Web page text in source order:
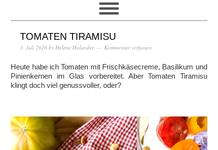
TOMATEN TIRAMISU
3. Juli 2026 by Helene Holunder Kommentar verfassen
Heute habe ich Tomaten mit Frischkäsecreme, Basilikum und
Pinienkernen im Glas vorbereitet. Aber Tomaten Tiramisu
klingt doch viel genussvoller, oder?